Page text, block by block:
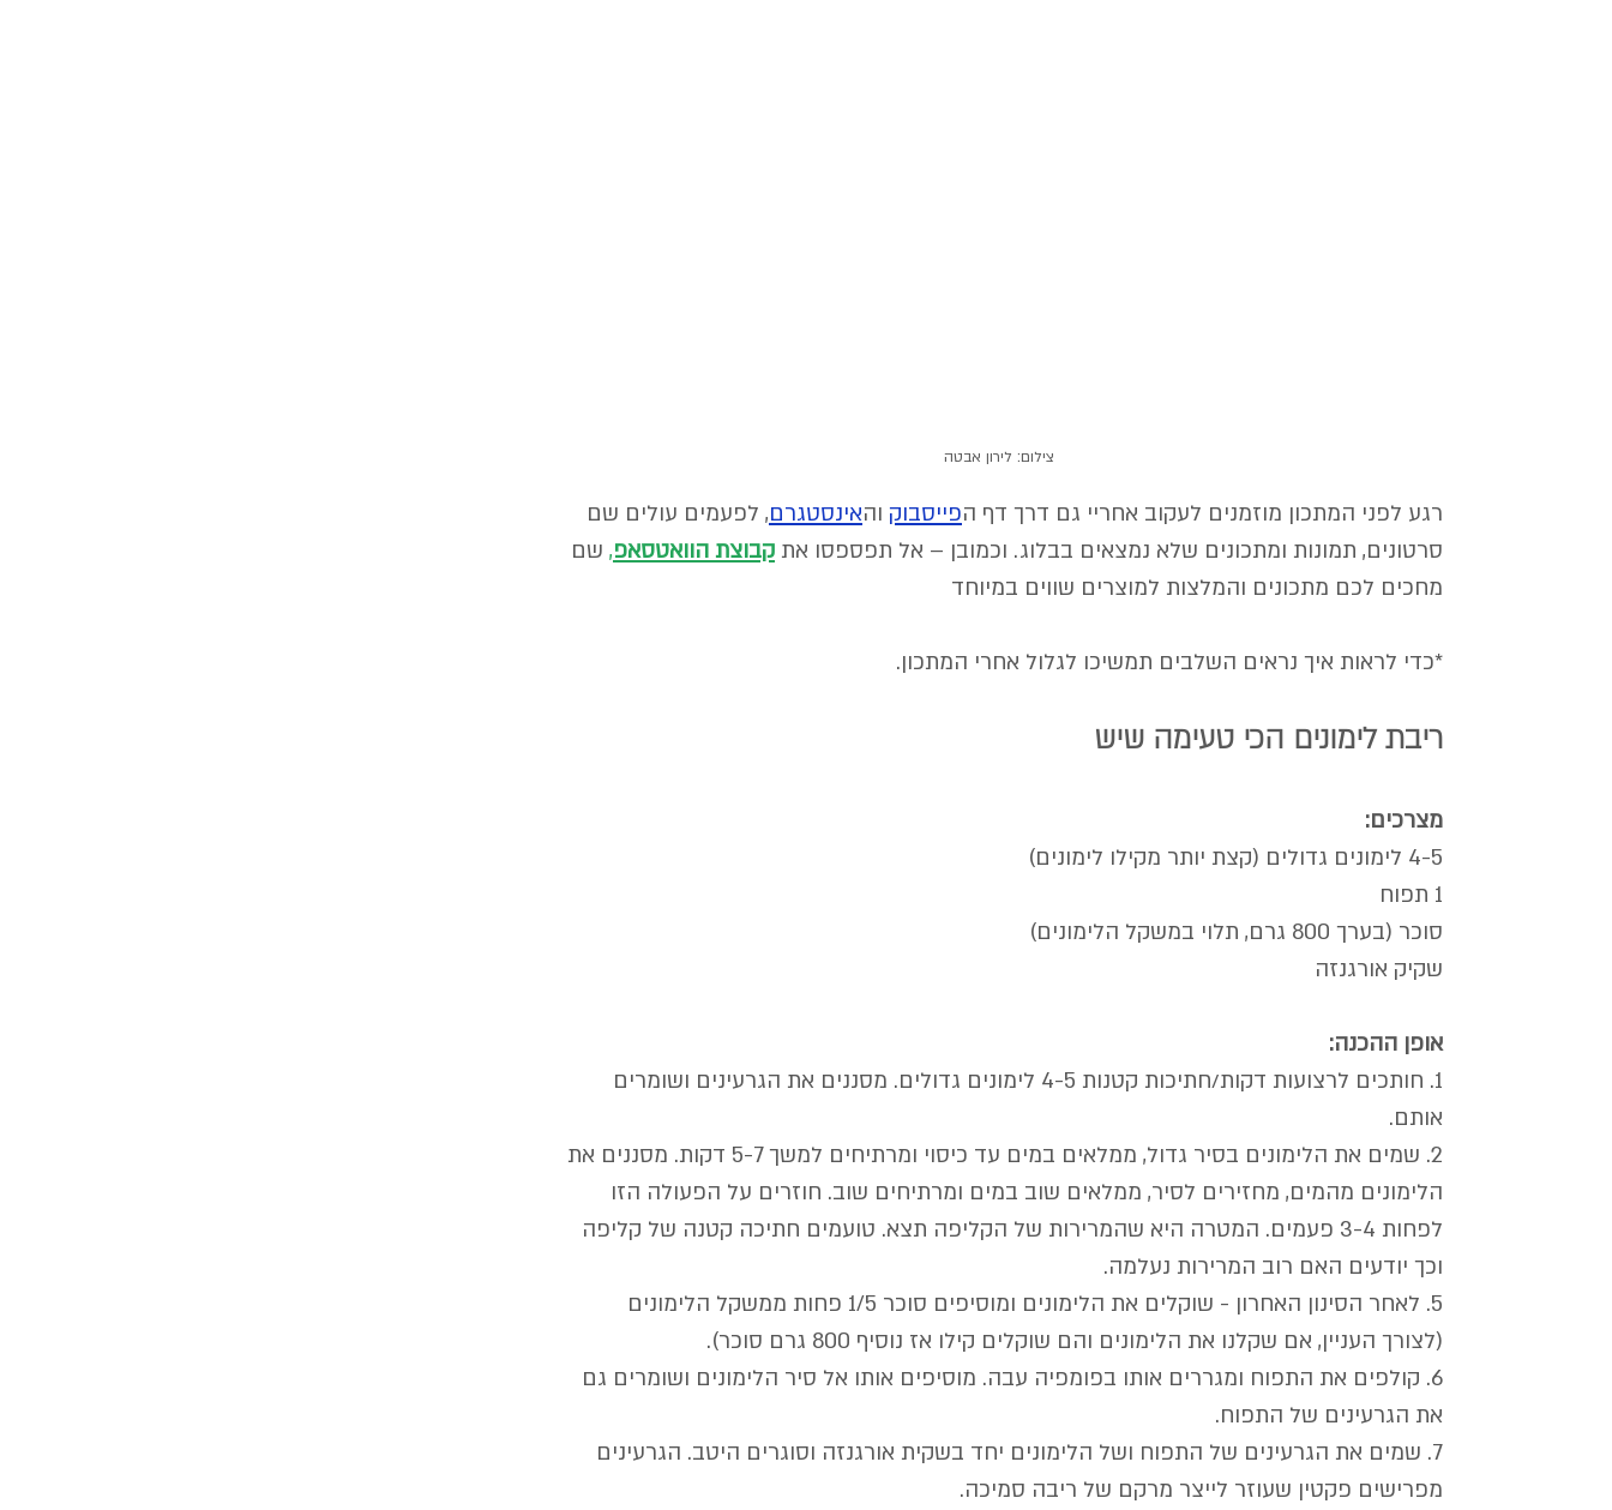
צילום: לירון אבטה
רגע לפני המתכון מוזמנים לעקוב אחריי גם דרך דף הפייסבוק והאינסטגרם, לפעמים עולים שם
סרטונים, תמונות ומתכונים שלא נמצאים בבלוג. וכמובן – אל תפספסו את קבוצת הוואטסאפ, שם
מחכים לכם מתכונים והמלצות למוצרים שווים במיוחד
*כדי לראות איך נראים השלבים תמשיכו לגלול אחרי המתכון.
ריבת לימונים הכי טעימה שיש
מצרכים:
4-5 לימונים גדולים (קצת יותר מקילו לימונים)
1 תפוח
סוכר (בערך 800 גרם, תלוי במשקל הלימונים)
שקיק אורגנזה
אופן ההכנה:
1. חותכים לרצועות דקות/חתיכות קטנות 4-5 לימונים גדולים. מסננים את הגרעינים ושומרים
אותם.
2. שמים את הלימונים בסיר גדול, ממלאים במים עד כיסוי ומרתיחים למשך 5-7 דקות. מסננים את
הלימונים מהמים, מחזירים לסיר, ממלאים שוב במים ומרתיחים שוב. חוזרים על הפעולה הזו
לפחות 3-4 פעמים. המטרה היא שהמרירות של הקליפה תצא. טועמים חתיכה קטנה של קליפה
וכך יודעים האם רוב המרירות נעלמה.
5. לאחר הסינון האחרון - שוקלים את הלימונים ומוסיפים סוכר 1/5 פחות ממשקל הלימונים
(לצורך העניין, אם שקלנו את הלימונים והם שוקלים קילו אז נוסיף 800 גרם סוכר).
6. קולפים את התפוח ומגררים אותו בפומפיה עבה. מוסיפים אותו אל סיר הלימונים ושומרים גם
את הגרעינים של התפוח.
7. שמים את הגרעינים של התפוח ושל הלימונים יחד בשקית אורגנזה וסוגרים היטב. הגרעינים
מפרישים פקטין שעוזר לייצר מרקם של ריבה סמיכה.